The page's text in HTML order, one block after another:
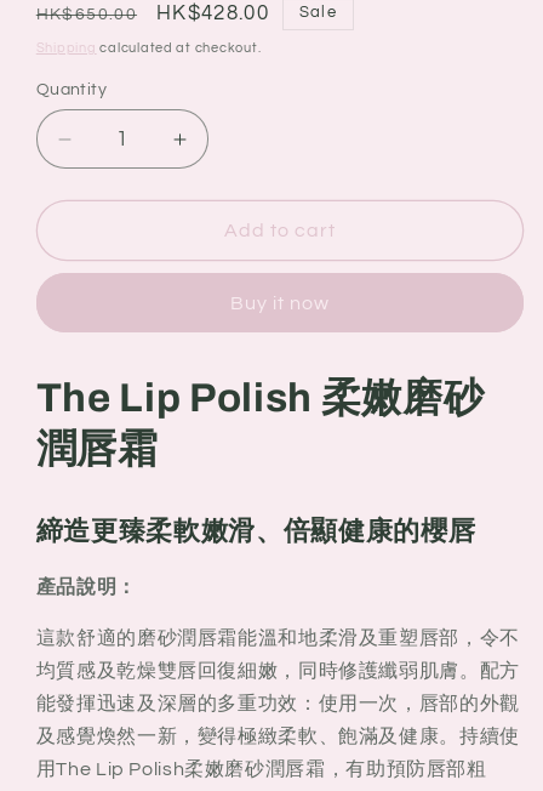
Regular
price
HK$650.00
Sale
price
HK$428.00 Sale
Shipping calculated at checkout.
Quantity
Quantity
Decrease
quantity
for
Mer
謎
The
Lip
Polish
嫩
砂
唇
霜
15ml
Increase
quantity
for
Mer
謎
The
嫩
唇
霜
15ml
Add to cart
Buy it now
The Lip Polish 柔嫩磨砂
潤唇霜
締造更臻柔軟嫩滑、倍顯健康的櫻唇
產品說明：
這款舒適的磨砂潤唇霜能溫和地柔滑及重塑唇部，令不
均質感及乾燥雙唇回復細嫩，同時修護纖弱肌膚。配方
能發揮迅速及深層的多重功效：使用一次，唇部的外觀
及感覺煥然一新，變得極緻柔軟、飽滿及健康。持續使
用The Lip Polish柔嫩磨砂潤唇霜，有助預防唇部粗